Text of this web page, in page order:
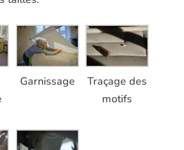
Garnissage
Traçage des
motifs